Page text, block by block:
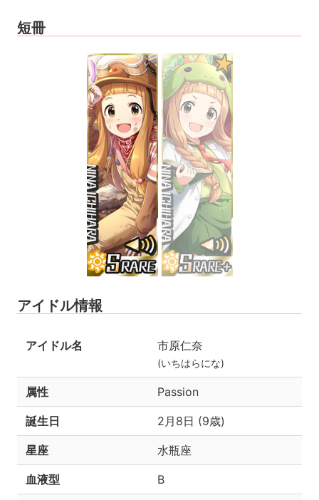
短冊
アイドル情報
アイドル名 市原仁奈
(いちはらにな)
属性 Passion
誕生日 2月8日 (9歳)
星座 水瓶座
血液型 B